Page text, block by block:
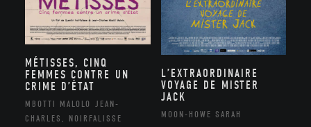
MÉTISSES, CINQ
FEMMES CONTRE UN
CRIME D’ÉTAT
MBOTTI MALOLO JEAN-
CHARLES, NOIRFALISSE
L’EXTRAORDINAIRE
VOYAGE DE MISTER
JACK
MOON-HOWE SARAH